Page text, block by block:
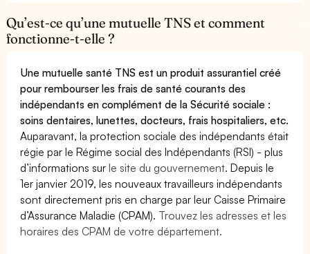
Qu’est-ce qu’une mutuelle TNS et comment
fonctionne-t-elle ?
Une mutuelle santé TNS est un produit assurantiel créé
pour rembourser les frais de santé courants des
indépendants en complément de la Sécurité sociale :
soins dentaires, lunettes, docteurs, frais hospitaliers, etc.
Auparavant, la protection sociale des indépendants était
régie par le Régime social des Indépendants (RSI) - plus
d’informations surle site du gouvernement. Depuis le
1er janvier 2019, les nouveaux travailleurs indépendants
sont directement pris en charge par leur Caisse Primaire
d’Assurance Maladie (CPAM). Trouvez les adresses et les
horaires des CPAM de votre département.